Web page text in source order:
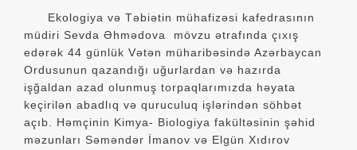
Ekologiya və Təbiətin mühafizəsi kafedrasının
müdiri Sevda Əhmədova mövzu ətrafında çıxış
edərək 44 günlük Vətən müharibəsində Azərbaycan
Ordusunun qazandığı uğurlardan və hazırda
işğaldan azad olunmuş torpaqlarımızda həyata
keçirilən abadlıq və quruculuq işlərindən söhbət
açıb. Həmçinin Kimya- Biologiya fakültəsinin şəhid
məzunları Səməndər İmanov və Elgün Xıdırov